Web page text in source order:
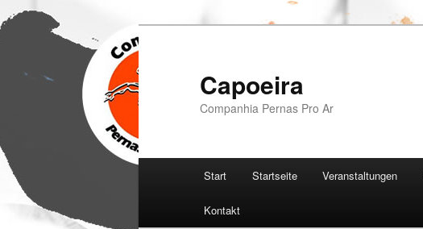
Zum
wechseln
Zum
Inhalt
Capoeira
Companhia Pernas Pro Ar
Start Startseite Veranstaltungen
Kontakt